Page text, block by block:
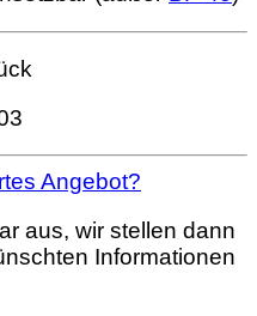
Angebot?
aus, wir stellen dann
Informationen